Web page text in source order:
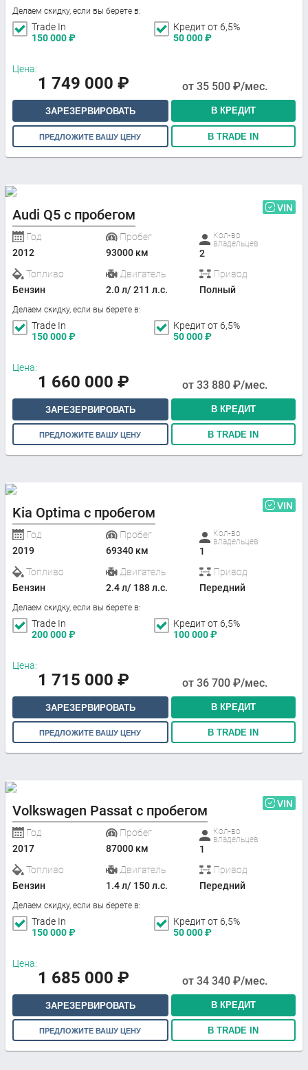
Делаем скидку, если вы берете в:
Trade In
150 000₽
Кредит от 6,5%
50 000₽
Цена:
1 749 000 ₽ от 35 500 ₽/мес.
ЗАРЕЗЕРВИРОВАТЬ В КРЕДИТ
ПРЕДЛОЖИТЕ ВАШУ ЦЕНУ В TRADE IN
Audi Q5 с пробегом VIN
Год
2012
Пробег
93000 км
Кол-во
владельцев
2
Топливо
Бензин
Двигатель
2.0 л/ 211 л.с.
Привод
Полный
Делаем скидку, если вы берете в:
Trade In
150 000₽
Кредит от 6,5%
50 000₽
Цена:
1 660 000 ₽ от 33 880 ₽/мес.
ЗАРЕЗЕРВИРОВАТЬ В КРЕДИТ
ПРЕДЛОЖИТЕ ВАШУ ЦЕНУ В TRADE IN
Kia Optima с пробегом VIN
Год
2019
Пробег
69340 км
Кол-во
владельцев
1
Топливо
Бензин
Двигатель
2.4 л/ 188 л.с.
Привод
Передний
Делаем скидку, если вы берете в:
Trade In
200 000₽
Кредит от 6,5%
100 000₽
Цена:
1 715 000 ₽ от 36 700 ₽/мес.
ЗАРЕЗЕРВИРОВАТЬ В КРЕДИТ
ПРЕДЛОЖИТЕ ВАШУ ЦЕНУ В TRADE IN
Volkswagen Passat с пробегом VIN
Год
2017
Пробег
87000 км
Кол-во
владельцев
1
Топливо
Бензин
Двигатель
1.4 л/ 150 л.с.
Привод
Передний
Делаем скидку, если вы берете в:
Trade In
150 000₽
Кредит от 6,5%
50 000₽
Цена:
1 685 000 ₽ от 34 340 ₽/мес.
ЗАРЕЗЕРВИРОВАТЬ В КРЕДИТ
ПРЕДЛОЖИТЕ ВАШУ ЦЕНУ В TRADE IN